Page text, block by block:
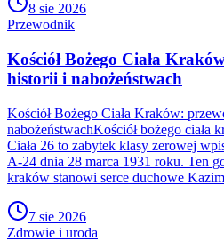
8 sie 2026
Przewodnik
Kościół Bożego Ciała
historii i nabożeństwach
Kościół Bożego Ciała Kraków:
nabożeństwachKościół bożego ciała
Ciała 26 to zabytek klasy zerowej
A-24 dnia 28 marca 1931 roku. Ten
kraków stanowi serce duchowe
7 sie 2026
Zdrowie i uroda